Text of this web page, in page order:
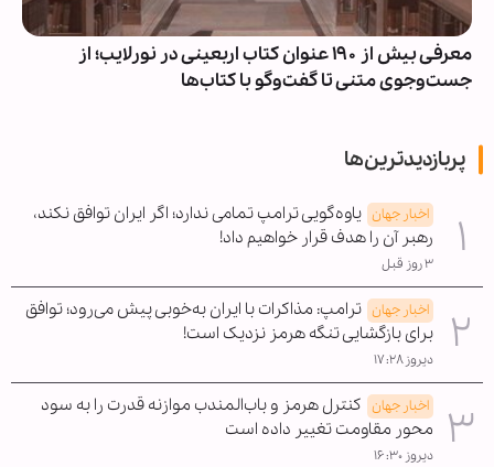
معرفی بیش از ۱۹۰ عنوان کتاب اربعینی در نورلایب؛ از
جست‌وجوی متنی تا گفت‌وگو با کتاب‌ها
پربازدیدترین‌ها
اخبار جهان یاوه‌گویی ترامپ تمامی ندارد؛ اگر ایران توافق نکند،
رهبر آن را هدف قرار خواهیم داد!
۳ روز قبل
اخبار جهان ترامپ: مذاکرات با ایران به‌خوبی پیش می‌رود؛ توافق
برای بازگشایی تنگه هرمز نزدیک است!
دیروز ۱۷:۲۸
اخبار جهان کنترل هرمز و باب‌المندب موازنه قدرت را به سود
محور مقاومت تغییر داده است
دیروز ۱۶:۳۰